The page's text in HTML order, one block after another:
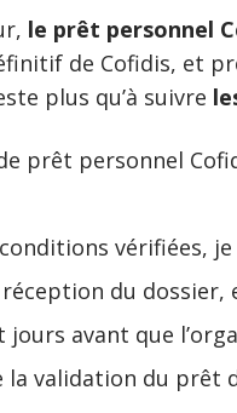
le prêt personnel
de Cofidis, et
plus qu’à suivre
prêt personnel
vérifiées,
du
avant que
la validation du